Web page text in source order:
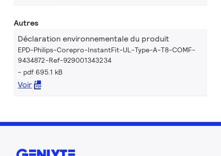
Autres
Déclaration environnementale du produit
EPD-Philips-Corepro-InstantFit-UL-Type-A-T8-COMF-
9434872-Ref-929001343234
pdf 695.1 kB
Voir